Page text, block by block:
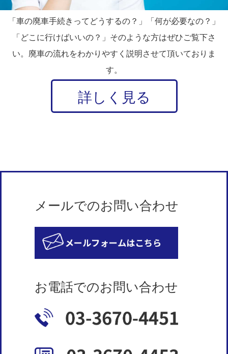
「車の廃車手続きってどうするの？」「何が必要なの？」
「どこに行けばいいの？」そのような方はぜひご覧下さ
い。廃車の流れをわかりやすく説明させて頂いておりま
す。
詳しく見る
メールでのお問い合わせ
お電話でのお問い合わせ